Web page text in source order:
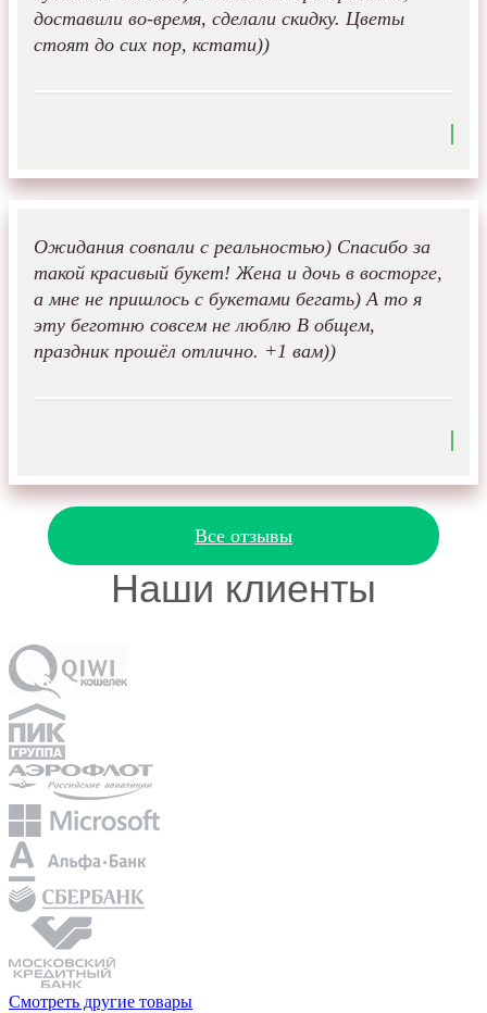
доставили во-время, сделали скидку. Цветы
стоят до сих пор, кстати))
Ожидания совпали с реальностью) Спасибо за
такой красивый букет! Жена и дочь в восторге,
а мне не пришлось с букетами бегать) А то я
эту беготню совсем не люблю В общем,
праздник прошёл отлично. +1 вам))
Все отзывы
Наши клиенты
Смотреть другие товары